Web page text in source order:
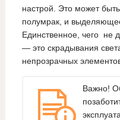
настрой. Это может
полумрак, и
Единственное, чего не
— это скрадывания
непрозрачных
Важно!